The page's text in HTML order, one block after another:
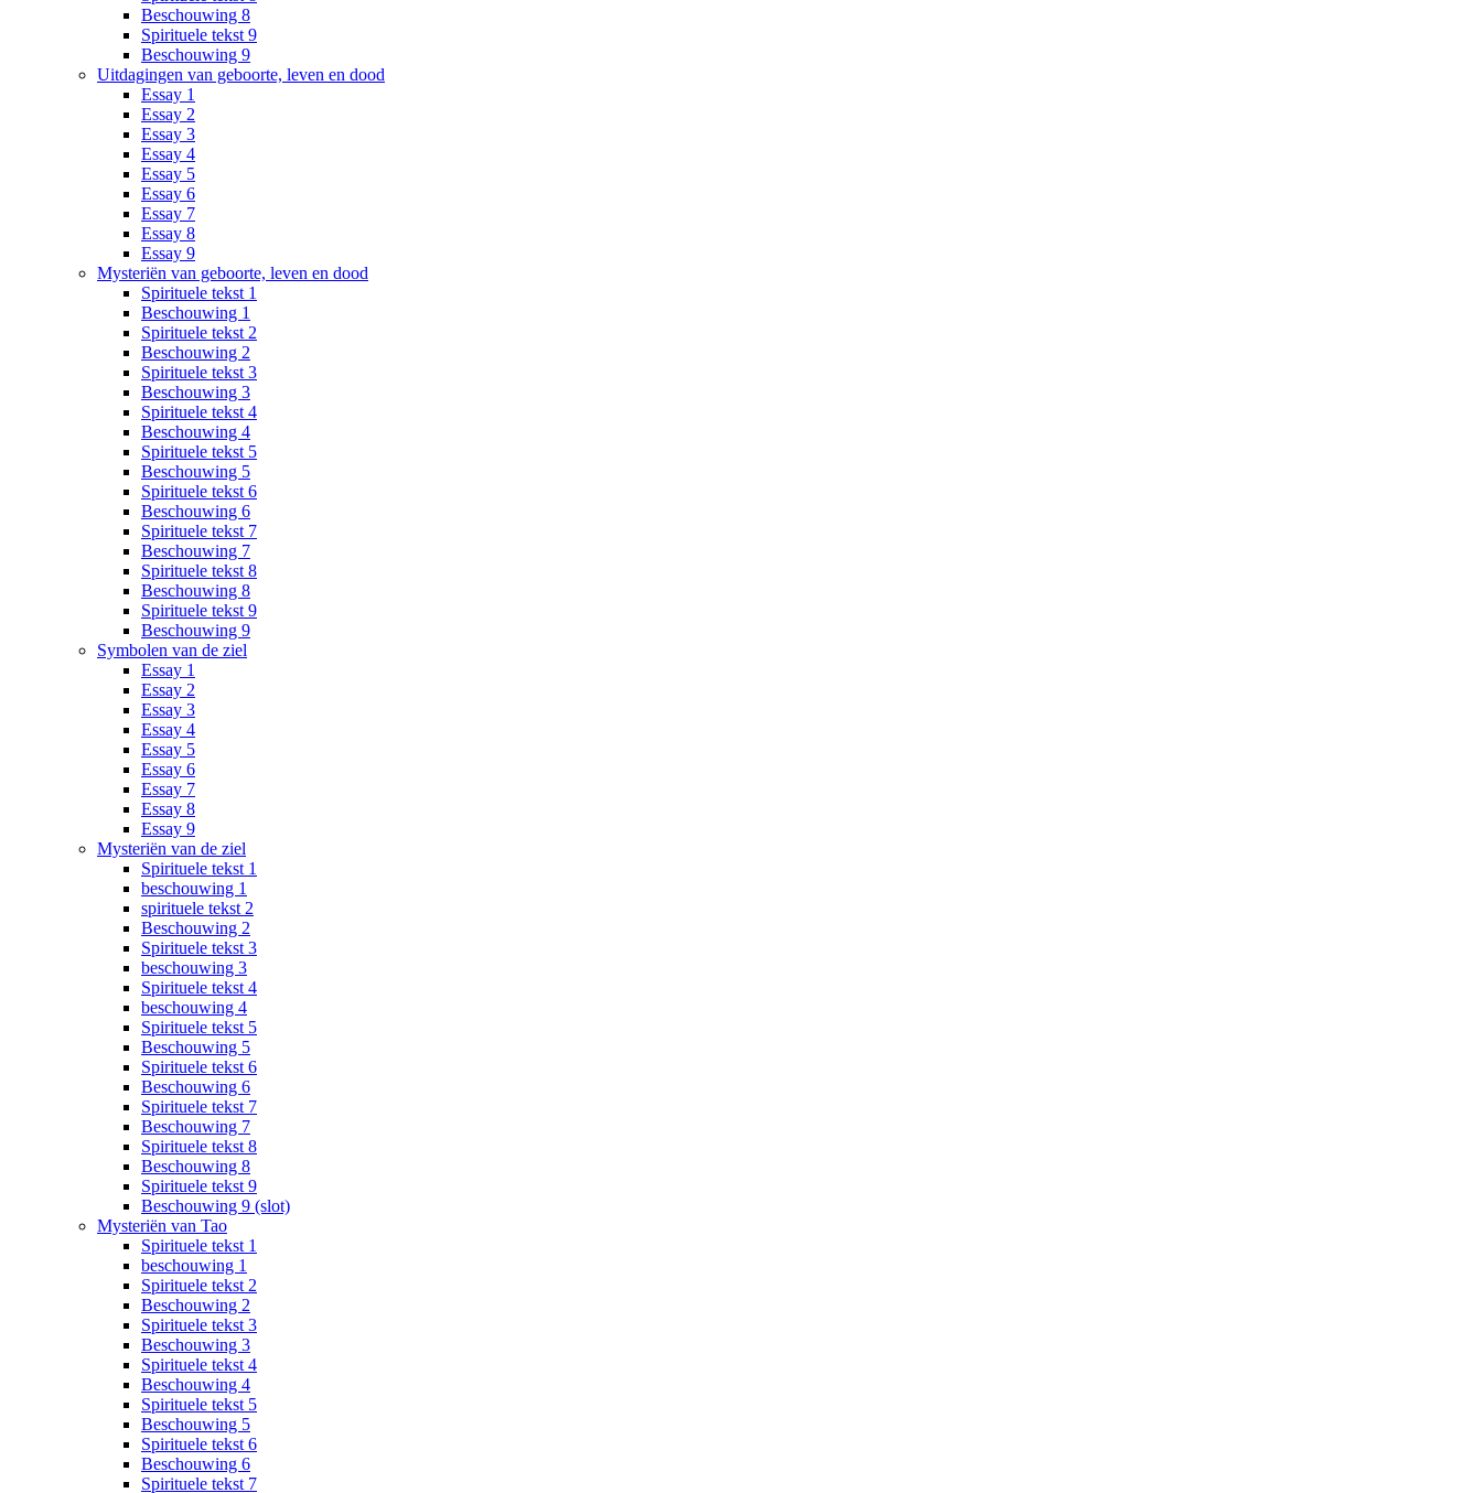
Beschouwing 8
Spirituele tekst 9
Beschouwing 9
Uitdagingen van geboorte, leven en dood
Essay 1
Essay 2
Essay 3
Essay 4
Essay 5
Essay 6
Essay 7
Essay 8
Essay 9
Mysteriën van geboorte, leven en dood
Spirituele tekst 1
Beschouwing 1
Spirituele tekst 2
Beschouwing 2
Spirituele tekst 3
Beschouwing 3
Spirituele tekst 4
Beschouwing 4
Spirituele tekst 5
Beschouwing 5
Spirituele tekst 6
Beschouwing 6
Spirituele tekst 7
Beschouwing 7
Spirituele tekst 8
Beschouwing 8
Spirituele tekst 9
Beschouwing 9
Symbolen van de ziel
Essay 1
Essay 2
Essay 3
Essay 4
Essay 5
Essay 6
Essay 7
Essay 8
Essay 9
Mysteriën van de ziel
Spirituele tekst 1
beschouwing 1
spirituele tekst 2
Beschouwing 2
Spirituele tekst 3
beschouwing 3
Spirituele tekst 4
beschouwing 4
Spirituele tekst 5
Beschouwing 5
Spirituele tekst 6
Beschouwing 6
Spirituele tekst 7
Beschouwing 7
Spirituele tekst 8
Beschouwing 8
Spirituele tekst 9
Beschouwing 9 (slot)
Mysteriën van Tao
Spirituele tekst 1
beschouwing 1
Spirituele tekst 2
Beschouwing 2
Spirituele tekst 3
Beschouwing 3
Spirituele tekst 4
Beschouwing 4
Spirituele tekst 5
Beschouwing 5
Spirituele tekst 6
Beschouwing 6
Spirituele tekst 7